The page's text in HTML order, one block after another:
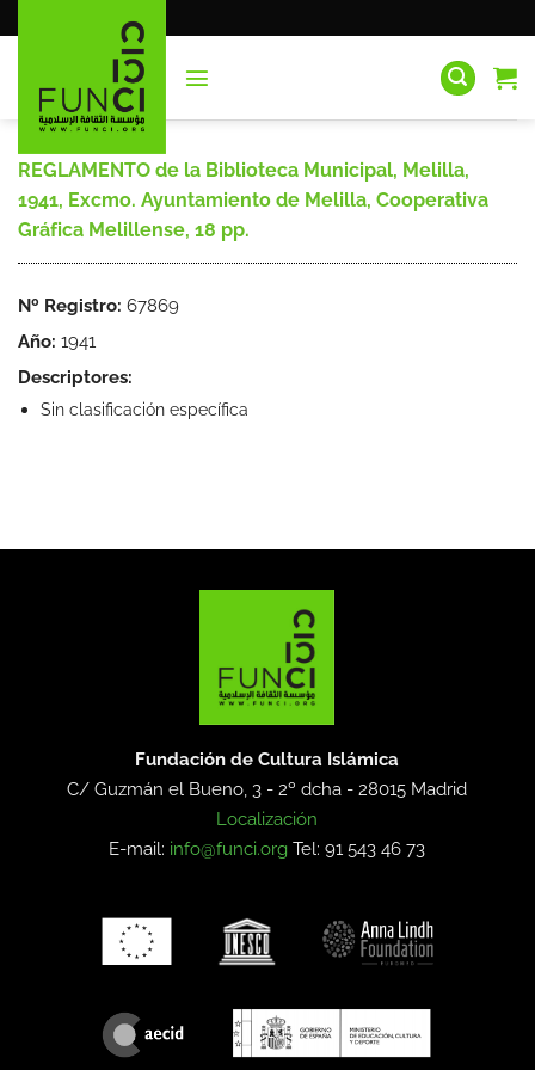
al
REGLAMENTO de la Biblioteca Municipal, Melilla,
1941, Excmo. Ayuntamiento de Melilla, Cooperativa
Gráfica Melillense, 18 pp.
Nº Registro: 67869
Año: 1941
Descriptores:
Sin clasificación específica
Fundación de Cultura Islámica
C/ Guzmán el Bueno, 3 - 2º dcha -28015 Madrid
Localización
E-mail: info@funci.org Tel: 91 543 46 73